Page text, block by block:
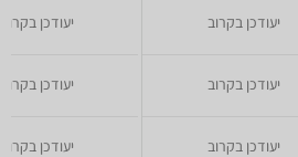
יעודכן בקרוב
יעודכן בקרוב
יעודכן בקרוב
יעודכן בקרוב
יעודכן בקרוב
יעודכן בקרוב